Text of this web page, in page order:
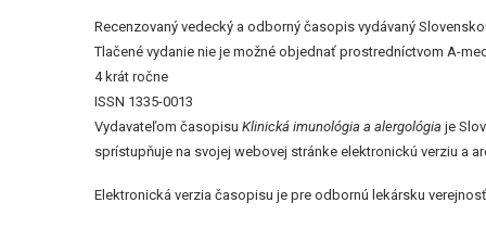
Recenzovaný vedecký a odborný časopis vydávaný
Tlačené vydanie nie je možné objednať prostredníctvom A-
4 krát ročne
ISSN 1335-0013
Vydavateľom časopisu Klinická imunológia a alergológia je
sprístupňuje na svojej webovej stránke elektronickú verziu a
Elektronická verzia časopisu je pre odbornú lekársku